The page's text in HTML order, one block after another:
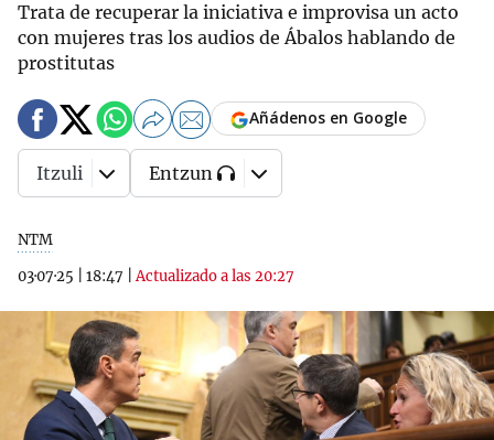
Trata de recuperar la iniciativa e improvisa un acto
con mujeres tras los audios de Ábalos hablando de
prostitutas
NTM
03·07·25
18:47 |Actualizado a las 20:27
Añádenos en Google
Itzuli Entzun